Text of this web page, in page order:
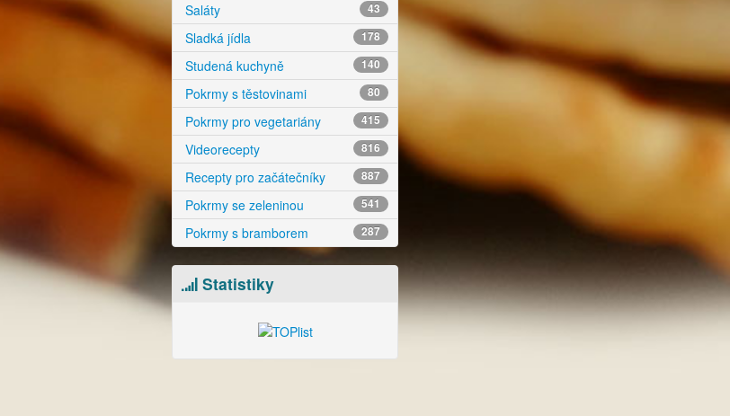
Saláty 43
Sladká jídla 178
Studená kuchyně 140
Pokrmy s těstovinami 80
Pokrmy pro vegetariány 415
Videorecepty 816
Recepty pro začátečníky 887
Pokrmy se zeleninou 541
Pokrmy s bramborem 287
Statistiky